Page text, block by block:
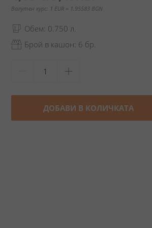
Валутен курс: 1 EUR = 1.95583 BGN
Обем: 0.750 л.
Брой в кашон: 6 бр.
ДОБАВИ В КОЛИЧКАТА